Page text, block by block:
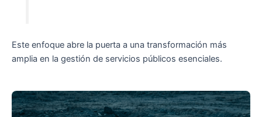
Este enfoque abre la puerta a una transformación más
amplia en la gestión de servicios públicos esenciales.